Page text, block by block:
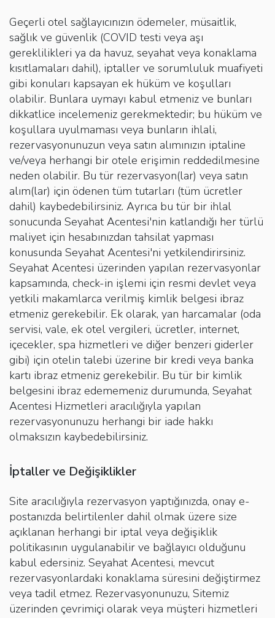
Geçerli otel sağlayıcınızın ödemeler, müsaitlik,
sağlık ve güvenlik (COVID testi veya aşı
gereklilikleri ya da havuz, seyahat veya konaklama
kısıtlamaları dahil), iptaller ve sorumluluk muafiyeti
gibi konuları kapsayan ek hüküm ve koşulları
olabilir. Bunlara uymayı kabul etmeniz ve bunları
dikkatlice incelemeniz gerekmektedir; bu hüküm ve
koşullara uyulmaması veya bunların ihlali,
rezervasyonunuzun veya satın alımınızın iptaline
ve/veya herhangi bir otele erişimin reddedilmesine
neden olabilir. Bu tür rezervasyon(lar) veya satın
alım(lar) için ödenen tüm tutarları (tüm ücretler
dahil) kaybedebilirsiniz. Ayrıca bu tür bir ihlal
sonucunda Seyahat Acentesi'nin katlandığı her türlü
maliyet için hesabınızdan tahsilat yapması
konusunda Seyahat Acentesi'ni yetkilendirirsiniz.
Seyahat Acentesi üzerinden yapılan rezervasyonlar
kapsamında, check-in işlemi için resmi devlet veya
yetkili makamlarca verilmiş kimlik belgesi ibraz
etmeniz gerekebilir. Ek olarak, yan harcamalar (oda
servisi, vale, ek otel vergileri, ücretler, internet,
içecekler, spa hizmetleri ve diğer benzeri giderler
gibi) için otelin talebi üzerine bir kredi veya banka
kartı ibraz etmeniz gerekebilir. Bu tür bir kimlik
belgesini ibraz edememeniz durumunda, Seyahat
Acentesi Hizmetleri aracılığıyla yapılan
rezervasyonunuzu herhangi bir iade hakkı
olmaksızın kaybedebilirsiniz.
İptaller ve Değişiklikler
Site aracılığıyla rezervasyon yaptığınızda, onay e-
postanızda belirtilenler dahil olmak üzere size
açıklanan herhangi bir iptal veya değişiklik
politikasının uygulanabilir ve bağlayıcı olduğunu
kabul edersiniz. Seyahat Acentesi, mevcut
rezervasyonlardaki konaklama süresini değiştirmez
veya tadil etmez. Rezervasyonunuzu, Sitemiz
üzerinden çevrimiçi olarak veya müşteri hizmetleri